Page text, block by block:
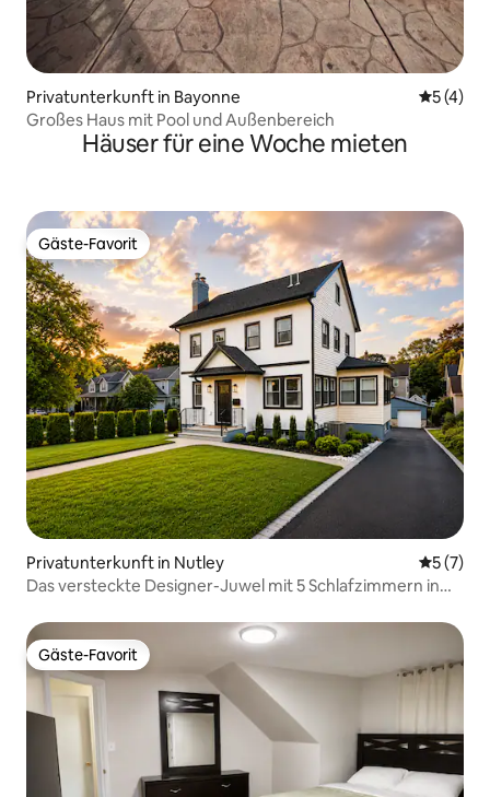
Privatunterkunft in Bayonne
5 (4)
Großes Haus mit Pool und Außenbereich
Häuser für eine Woche mieten
Gäste-Favorit
Gäste-Favorit
Privatunterkunft in Nutley
5 (7)
Das versteckte Designer-Juwel mit 5 Schlafzimmern in
Gäste-Favorit
Gäste-Favorit